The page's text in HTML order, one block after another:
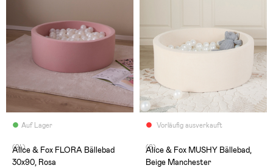
Auf Lager
(24)
Alice & Fox FLORA Bällebad
30x90, Rosa
Vorläufig ausverkauft
(6)
Alice & Fox MUSHY Bällebad,
Beige Manchester